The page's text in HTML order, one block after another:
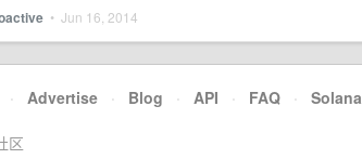
• Jun 16, 2014
· Advertise · Blog · API · FAQ · Solana
区